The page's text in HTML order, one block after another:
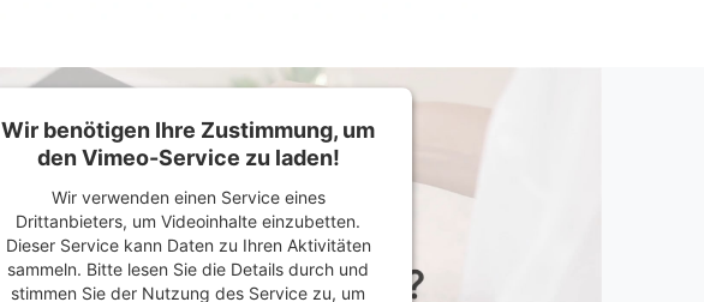
Wir benötigen Ihre Zustimmung, um
den Vimeo-Service zu laden!
Wir verwenden einen Service eines
Drittanbieters, um Videoinhalte einzubetten.
Dieser Service kann Daten zu Ihren Aktivitäten
sammeln. Bitte lesen Sie die Details durch und
stimmen Sie der Nutzung des Service zu, um